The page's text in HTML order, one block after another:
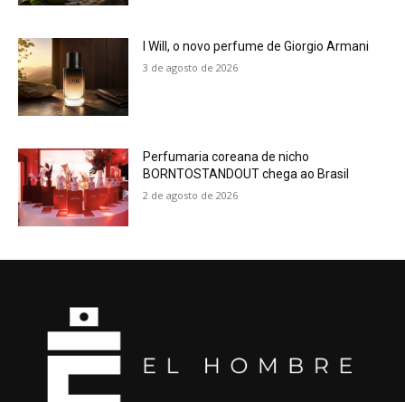
I Will, o novo perfume de Giorgio Armani
3 de agosto de 2026
Perfumaria coreana de nicho
BORNTOSTANDOUT chega ao Brasil
2 de agosto de 2026